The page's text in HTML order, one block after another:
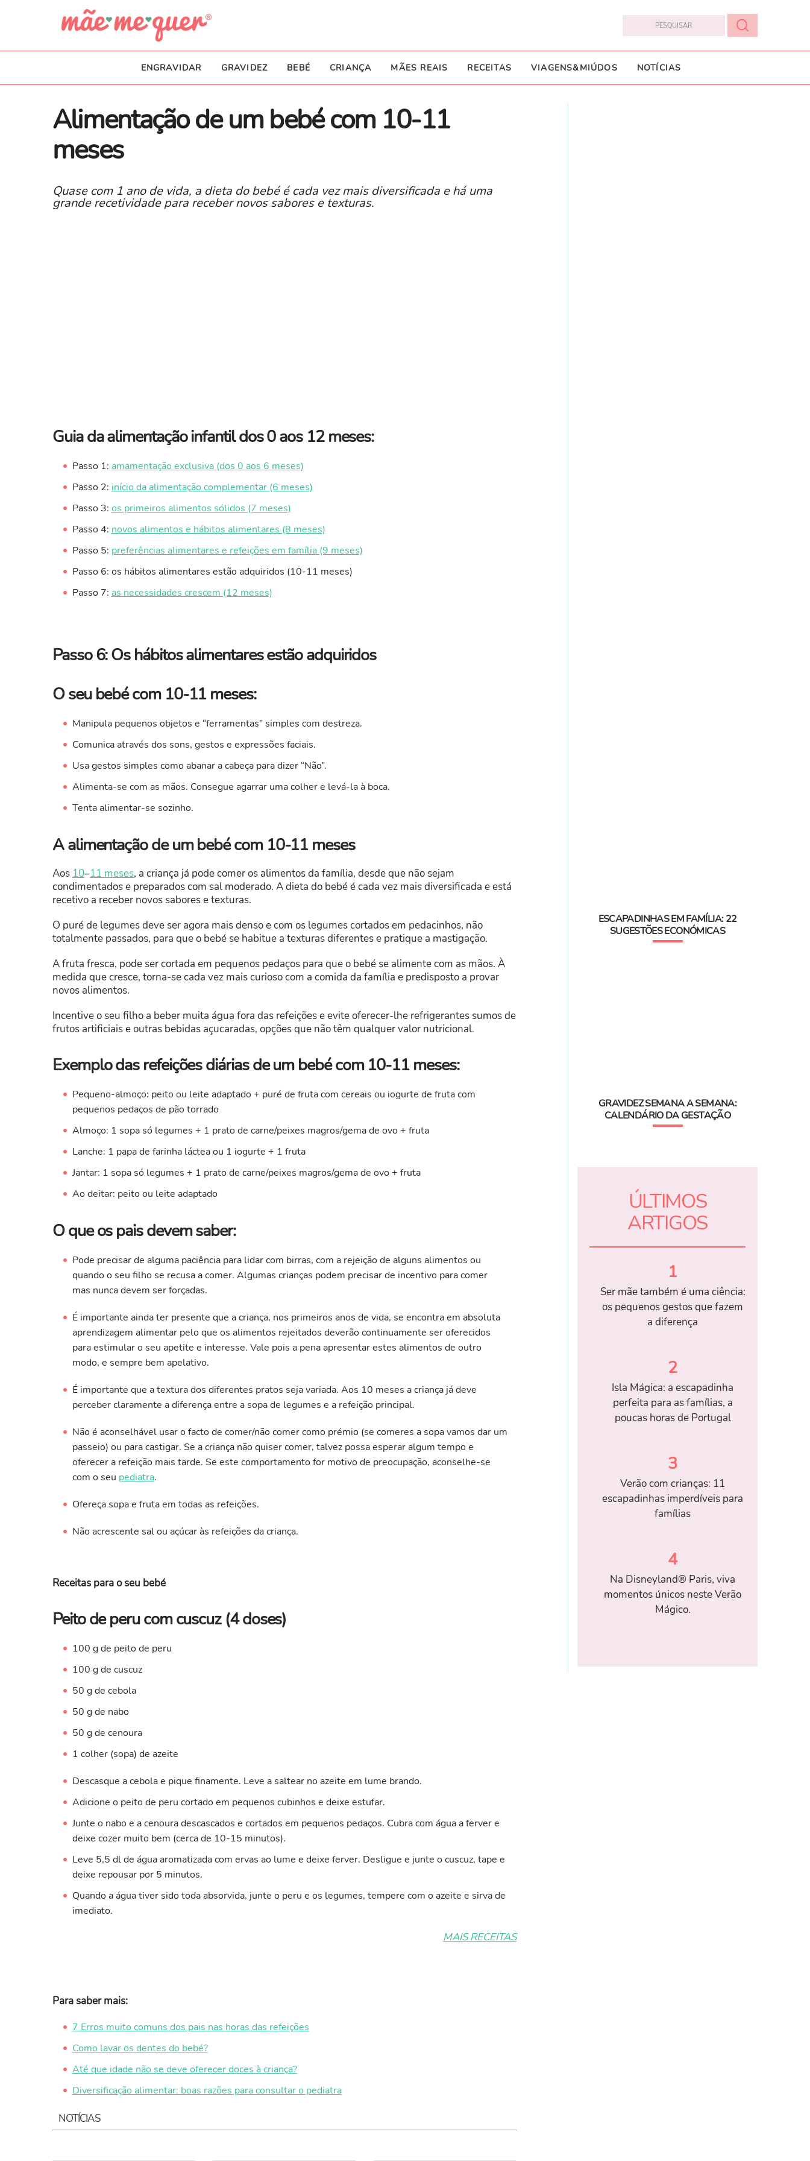
ENGRAVIDAR GRAVIDEZ BEBÉ CRIANÇA MÃES REAIS RECEITAS VIAGENS&MIÚDOS NOTÍCIAS
Alimentação de um bebé com 10-11
meses
Quase com 1 ano de vida, a dieta do bebé é cada vez mais diversificada e há uma
grande recetividade para receber novos sabores e texturas.
Guia da alimentação infantil dos 0 aos 12 meses:
Passo 1: amamentação exclusiva (dos 0 aos 6 meses)
Passo 2: início da alimentação complementar (6 meses)
Passo 3: os primeiros alimentos sólidos (7 meses)
Passo 4: novos alimentos e hábitos alimentares (8 meses)
Passo 5: preferências alimentares e refeições em família (9 meses)
Passo 6: os hábitos alimentares estão adquiridos (10-11 meses)
Passo 7: as necessidades crescem (12 meses)
Passo 6: Os hábitos alimentares estão adquiridos
O seu bebé com 10-11 meses:
Manipula pequenos objetos e “ferramentas” simples com destreza.
Comunica através dos sons, gestos e expressões faciais.
Usa gestos simples como abanar a cabeça para dizer “Não”.
Alimenta-se com as mãos. Consegue agarrar uma colher e levá-la à boca.
Tenta alimentar-se sozinho.
A alimentação de um bebé com 10-11 meses
Aos 10–11 meses, a criança já pode comer os alimentos da família, desde que não sejam
condimentados e preparados com sal moderado. A dieta do bebé é cada vez mais diversificada e está
recetivo a receber novos sabores e texturas.
O puré de legumes deve ser agora mais denso e com os legumes cortados em pedacinhos, não
totalmente passados, para que o bebé se habitue a texturas diferentes e pratique a mastigação.
A fruta fresca, pode ser cortada em pequenos pedaços para que o bebé se alimente com as mãos. À
medida que cresce, torna-se cada vez mais curioso com a comida da família e predisposto a provar
novos alimentos.
Incentive o seu filho a beber muita água fora das refeições e evite oferecer-lhe refrigerantes sumos de
frutos artificiais e outras bebidas açucaradas, opções que não têm qualquer valor nutricional.
Exemplo das refeições diárias de um bebé com 10-11 meses:
Pequeno-almoço: peito ou leite adaptado + puré de fruta com cereais ou iogurte de fruta com
pequenos pedaços de pão torrado
Almoço: 1 sopa só legumes + 1 prato de carne/peixes magros/gema de ovo + fruta
Lanche: 1 papa de farinha láctea ou 1 iogurte + 1 fruta
Jantar: 1 sopa só legumes + 1 prato de carne/peixes magros/gema de ovo + fruta
Ao deitar: peito ou leite adaptado
O que os pais devem saber:
Pode precisar de alguma paciência para lidar com birras, com a rejeição de alguns alimentos ou
quando o seu filho se recusa a comer. Algumas crianças podem precisar de incentivo para comer
mas nunca devem ser forçadas.
É importante ainda ter presente que a criança, nos primeiros anos de vida, se encontra em absoluta
aprendizagem alimentar pelo que os alimentos rejeitados deverão continuamente ser oferecidos
para estimular o seu apetite e interesse. Vale pois a pena apresentar estes alimentos de outro
modo, e sempre bem apelativo.
É importante que a textura dos diferentes pratos seja variada. Aos 10 meses a criança já deve
perceber claramente a diferença entre a sopa de legumes e a refeição principal.
Não é aconselhável usar o facto de comer/não comer como prémio (se comeres a sopa vamos dar um
passeio) ou para castigar. Se a criança não quiser comer, talvez possa esperar algum tempo e
oferecer a refeição mais tarde. Se este comportamento for motivo de preocupação, aconselhe-se
com o seu pediatra.
Ofereça sopa e fruta em todas as refeições.
Não acrescente sal ou açúcar às refeições da criança.
Receitas para o seu bebé
Peito de peru com cuscuz (4 doses)
100 g de peito de peru
100 g de cuscuz
50 g de cebola
50 g de nabo
50 g de cenoura
1 colher (sopa) de azeite
Descasque a cebola e pique finamente. Leve a saltear no azeite em lume brando.
Adicione o peito de peru cortado em pequenos cubinhos e deixe estufar.
Junte o nabo e a cenoura descascados e cortados em pequenos pedaços. Cubra com água a ferver e
deixe cozer muito bem (cerca de 10-15 minutos).
Leve 5,5 dl de água aromatizada com ervas ao lume e deixe ferver. Desligue e junte o cuscuz, tape e
deixe repousar por 5 minutos.
Quando a água tiver sido toda absorvida, junte o peru e os legumes, tempere com o azeite e sirva de
imediato.
MAIS RECEITAS
Para saber mais:
7 Erros muito comuns dos pais nas horas das refeições
Como lavar os dentes do bebé?
Até que idade não se deve oferecer doces à criança?
Diversificação alimentar: boas razões para consultar o pediatra
NOTÍCIAS
ESCAPADINHAS EM FAMÍLIA: 22
SUGESTÕES ECONÓMICAS
GRAVIDEZ SEMANA A SEMANA:
CALENDÁRIO DA GESTAÇÃO
ÚLTIMOS
ARTIGOS
1
Ser mãe também é uma ciência:
os pequenos gestos que fazem
a diferença
2
Isla Mágica: a escapadinha
perfeita para as famílias, a
poucas horas de Portugal
3
Verão com crianças: 11
escapadinhas imperdíveis para
famílias
4
Na Disneyland® Paris, viva
momentos únicos neste Verão
Mágico.